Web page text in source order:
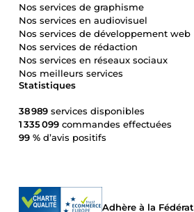
Statistiques
38 989 services disponibles
1 335 099 commandes effectuées
99 % d’avis positifs
Nos services de graphisme
Nos services en audiovisuel
Nos services de développement web
Nos services de rédaction
Nos services en réseaux sociaux
Nos meilleurs services
Adhère à la